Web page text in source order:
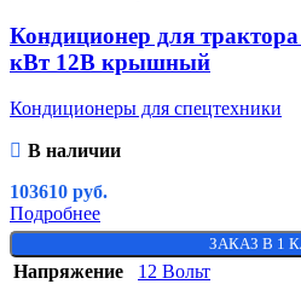
Кондиционер для
кВт 12В крышный
Кондиционеры для спецтехники
В наличии
103610 руб.
Подробнее
ЗАКАЗ В 1
Напряжение 12 Вольт